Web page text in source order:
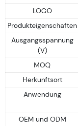
LOGO
Produkteigenschaften
Ausgangsspannung
(V)
MOQ
Herkunftsort
Anwendung
OEM und ODM